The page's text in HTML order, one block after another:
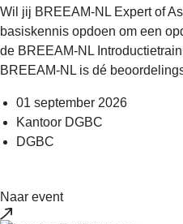
Wil jij BREEAM-NL Expert of
basiskennis opdoen om een
de BREEAM-NL
BREEAM-NL is dé
01 september 2026
Kantoor DGBC
DGBC
Naar event